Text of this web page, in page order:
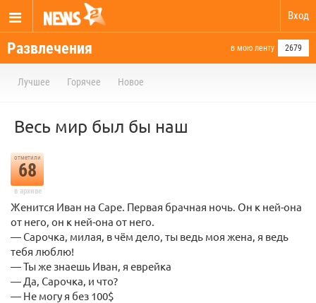
Вход
Развлечения в мою ленту 2679
Лучшее Горячее Новое
Весь мир был бы наш
отметили
68
в архиве
Женится Иван на Саре. Первая брачная ночь. Он к ней-она
от него, он к ней-она от него.
— Сарочка, милая, в чём дело, ты ведь моя жена, я ведь
тебя люблю!
— Ты же знаешь Иван, я еврейка
— Да, Сарочка, и что?
— Не могу я без 100$